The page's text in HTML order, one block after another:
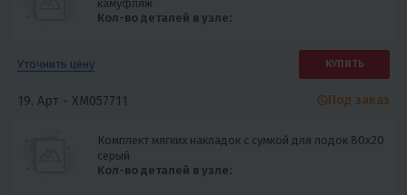
камуфляж
Кол-во деталей в узле:
Уточнить цену КУПИТЬ
19. Арт - XM057711
Комплект мягких накладок с сумкой для лодок 80х20
серый
Кол-во деталей в узле:
Под заказ